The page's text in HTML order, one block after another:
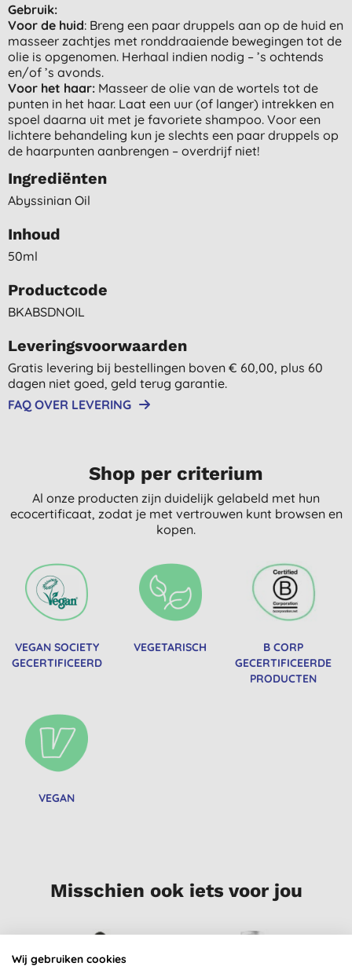
Gebruik:
Voor de huid: Breng een paar druppels aan op de huid en
masseer zachtjes met ronddraaiende bewegingen tot de
olie is opgenomen. Herhaal indien nodig – ’s ochtends
en/of ’s avonds.
Voor het haar: Masseer de olie van de wortels tot de
punten in het haar. Laat een uur (of langer) intrekken en
spoel daarna uit met je favoriete shampoo. Voor een
lichtere behandeling kun je slechts een paar druppels op
de haarpunten aanbrengen – overdrijf niet!
Ingrediënten
Abyssinian Oil
Inhoud
50ml
Productcode
BKABSDNOIL
Leveringsvoorwaarden
Gratis levering bij bestellingen boven € 60,00, plus 60
dagen niet goed, geld terug garantie.
FAQ OVER LEVERING
Shop per criterium
Al onze producten zijn duidelijk gelabeld met hun
ecocertificaat, zodat je met vertrouwen kunt browsen en
kopen.
VEGAN SOCIETY
GECERTIFICEERD
VEGETARISCH
B CORP
GECERTIFICEERDE
PRODUCTEN
VEGAN
Misschien ook iets voor jou
Wij gebruiken cookies